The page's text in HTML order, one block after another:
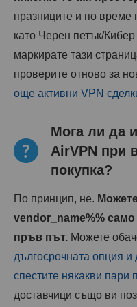
празниците и по време
като Черен петък/
маркирате тази
проверите отново за
още активни VPN
Мога ли да
AirVPN при
покупка?
По принцип, не.
vendor_name%% само
пръв път. Можете
дългосрочната опция и
спестите някакви пари
доставчици също ви